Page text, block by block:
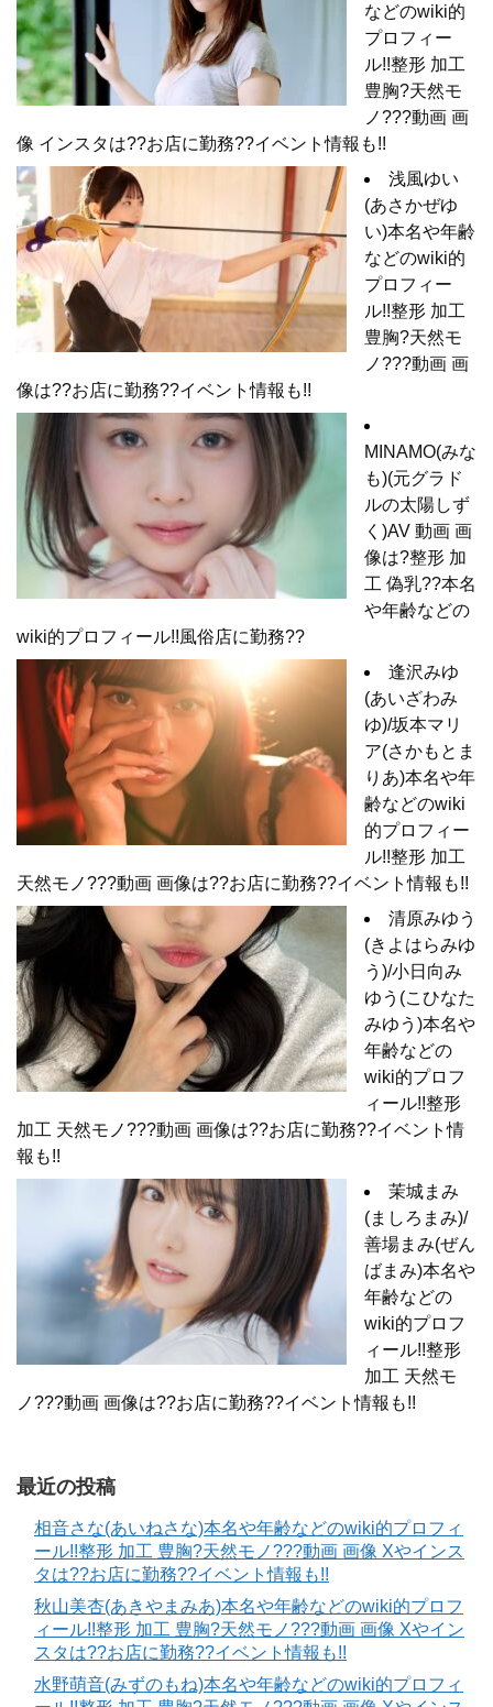
などのwiki的
プロフィー
ル!!整形 加工
豊胸?天然モ
ノ???動画 画
像 インスタは??お店に勤務??イベント情報も!!
浅風ゆい
(あさかぜゆ
い)本名や年齢
などのwiki的
プロフィー
ル!!整形 加工
豊胸?天然モ
ノ???動画 画
像は??お店に勤務??イベント情報も!!
MINAMO(みな
も)(元グラド
ルの太陽しず
く)AV 動画 画
像は?整形 加
工 偽乳??本名
や年齢などの
wiki的プロフィール!!風俗店に勤務??
逢沢みゆ
(あいざわみ
ゆ)/坂本マリ
ア(さかもとま
りあ)本名や年
齢などのwiki
的プロフィー
ル!!整形 加工
天然モノ???動画 画像は??お店に勤務??イベント情報も!!
清原みゆう
(きよはらみゆ
う)/小日向み
ゆう(こひなた
みゆう)本名や
年齢などの
wiki的プロフ
ィール!!整形
加工 天然モノ???動画 画像は??お店に勤務??イベント情
報も!!
茉城まみ
(ましろまみ)/
善場まみ(ぜん
ばまみ)本名や
年齢などの
wiki的プロフ
ィール!!整形
加工 天然モ
ノ???動画 画像は??お店に勤務??イベント情報も!!
最近の投稿
相音さな(あいねさな)本名や年齢などのwiki的プロフィ
ール!!整形 加工 豊胸?天然モノ???動画 画像 Xやインス
タは??お店に勤務??イベント情報も!!
秋山美杏(あきやまみあ)本名や年齢などのwiki的プロフ
ィール!!整形 加工 豊胸?天然モノ???動画 画像 Xやイン
スタは??お店に勤務??イベント情報も!!
水野萌音(みずのもね)本名や年齢などのwiki的プロフィ